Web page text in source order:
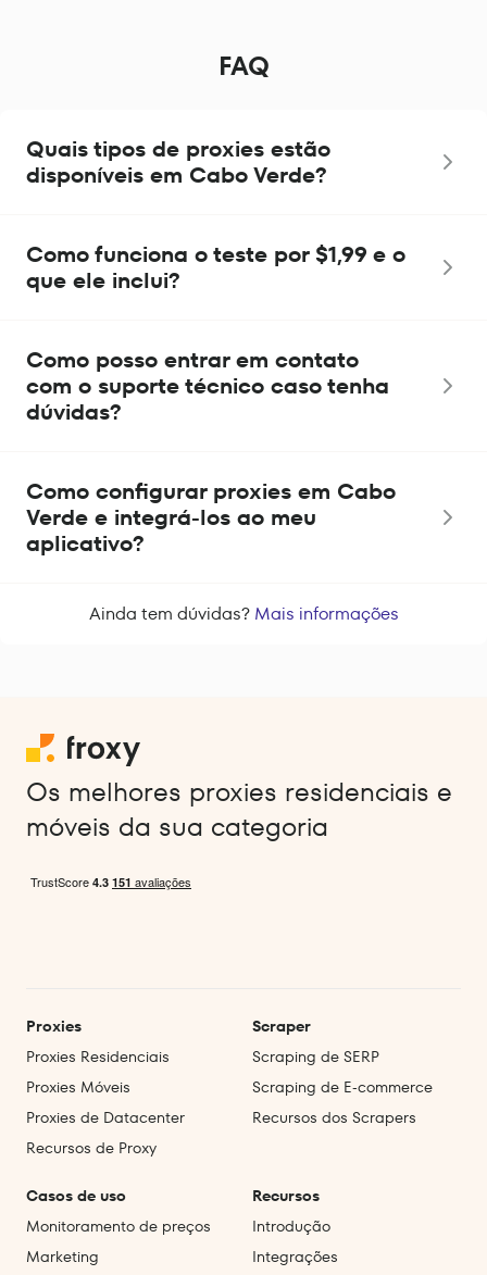
FAQ
Quais tipos de proxies estão
disponíveis em Cabo Verde?
Como funciona o teste por $1,99 e o
que ele inclui?
Como posso entrar em contato
com o suporte técnico caso tenha
dúvidas?
Como configurar proxies em Cabo
Verde e integrá-los ao meu
aplicativo?
Ainda tem dúvidas? Mais informações
Os melhores proxies residenciais e
móveis da sua categoria
Proxies
Proxies Residenciais
Proxies Móveis
Proxies de Datacenter
Recursos de Proxy
Scraper
Scraping de SERP
Scraping de E‑commerce
Recursos dos Scrapers
Casos de uso
Monitoramento de preços
Marketing
Recursos
Introdução
Integrações